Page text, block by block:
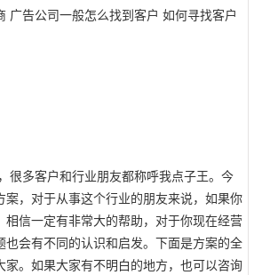
广告公司一般怎么找到客户 如何寻找客户
很多客户和行业朋友都称呼我点子王。今
案，对于从事这个行业的朋友来说，如果你
相信一定有非常大的帮助，对于你现在经营
也会有不同的认识和启发。下面是方案的全
家。如果大家有不明白的地方，也可以咨询